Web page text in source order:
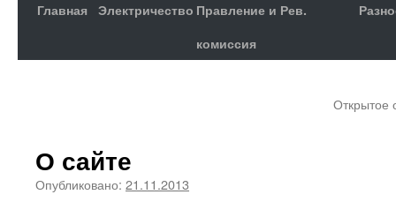
Главная Электричество Правление и Рев.
комиссия
Открытое
О сайте
Опубликовано: 21.11.2013